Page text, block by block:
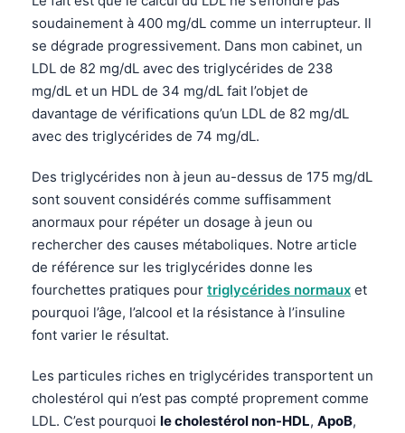
soudainement à 400 mg/dL comme un interrupteur. Il
se dégrade progressivement. Dans mon cabinet, un
LDL de 82 mg/dL avec des triglycérides de 238
mg/dL et un HDL de 34 mg/dL fait l’objet de
davantage de vérifications qu’un LDL de 82 mg/dL
avec des triglycérides de 74 mg/dL.
Des triglycérides non à jeun au-dessus de 175 mg/dL
sont souvent considérés comme suffisamment
anormaux pour répéter un dosage à jeun ou
rechercher des causes métaboliques. Notre article
de référence sur les triglycérides donne les
fourchettes pratiques pour triglycérides normaux et
pourquoi l’âge, l’alcool et la résistance à l’insuline
font varier le résultat.
Les particules riches en triglycérides transportent un
cholestérol qui n’est pas compté proprement comme
LDL. C’est pourquoi le cholestérol non-HDL, ApoB,